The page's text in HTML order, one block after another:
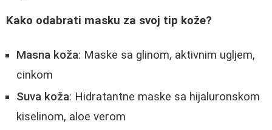
Kako odabrati masku za svoj tip kože?
Masna koža: Maske sa glinom, aktivnim ugljem,
cinkom
Suva koža: Hidratantne maske sa hijaluronskom
kiselinom, aloe verom